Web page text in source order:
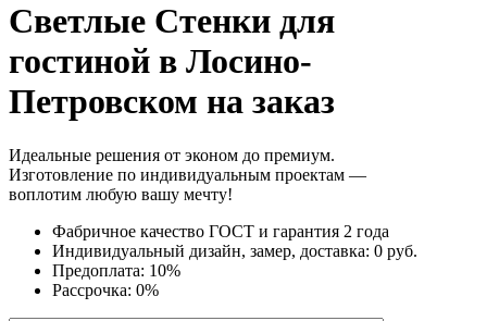
Светлые Стенки для
гостиной в Лосино-
Петровском на заказ
Идеальные решения от эконом до премиум.
Изготовление по индивидуальным проектам —
воплотим любую вашу мечту!
Фабричное качество ГОСТ и гарантия 2 года
Индивидуальный дизайн, замер, доставка: 0 руб.
Предоплата: 10%
Рассрочка: 0%